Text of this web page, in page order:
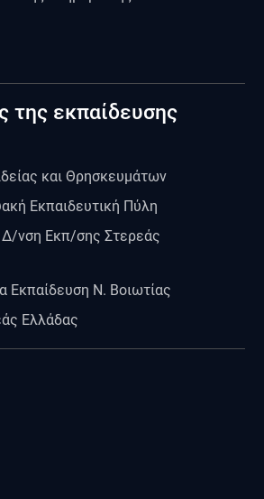
της εκπαίδευσης
και Θρησκευμάτων
Εκπαιδευτική Πύλη
Δ/νση Εκπ/σης Στερεάς
Εκπαίδευση Ν. Βοιωτίας
Ελλάδας